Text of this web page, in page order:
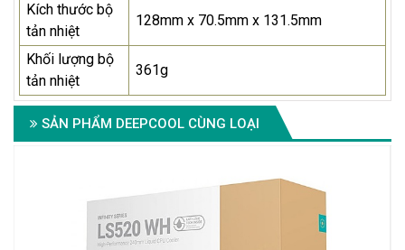
Kích thước bộ
tản nhiệt
128mm x 70.5mm x 131.5mm
Khối lượng bộ
tản nhiệt
361g
SẢN PHẨM DEEPCOOL CÙNG LOẠI